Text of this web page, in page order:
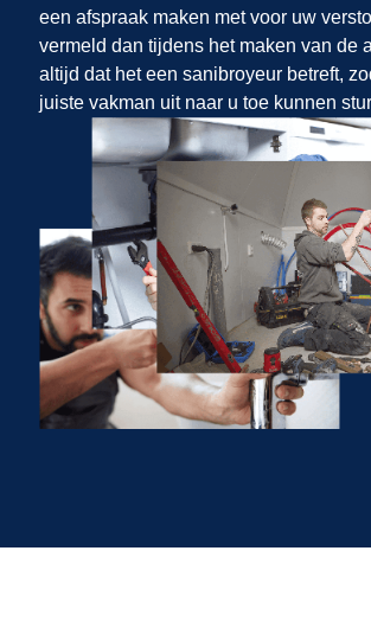
een afspraak maken metvoor uw
vermeld dan tijdens het maken van de
altijd dat het een sanibroyeur betreft,
juiste vakman uit naar u toe kunnen